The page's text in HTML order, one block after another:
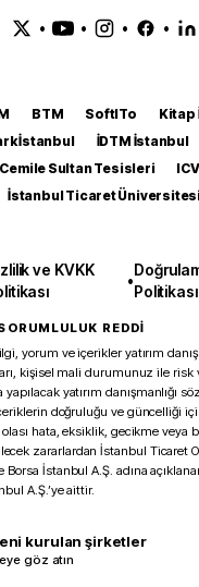
• • • •
BTM SoftITo
Kitap
İstanbul
İDTM İstanbul
Cemile Sultan Tesisleri
İstanbul Ticaret
ve KVKK
•
Politikası
REDDİ
yorum ve içerikler yatırım
kişisel mali durumunuz ile
yatırım danışmanlığı
doğruluğu ve güncelliği
hata, eksiklik, gecikme veya
zararlardan İstanbul Ticaret
Borsa İstanbul A.Ş. adına
A.Ş.’ye aittir.
kurulan şirketler
göz atın